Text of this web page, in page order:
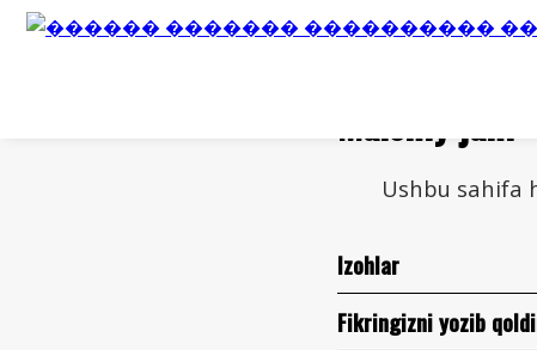
Maishiy janr
Ushbu sahifa
Izohlar
Fikringizni yozib